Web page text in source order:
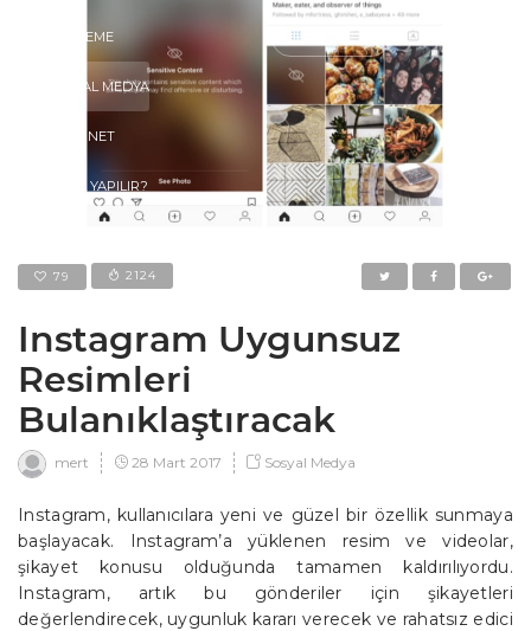
İNCELEME
SOSYAL MEDYA
İNTERNET
NASIL YAPILIR?
79 2124
Instagram Uygunsuz
Resimleri
Bulanıklaştıracak
mert 28 Mart 2017 Sosyal Medya
Instagram, kullanıcılara yeni ve güzel bir özellik sunmaya
başlayacak. Instagram’a yüklenen resim ve videolar,
şikayet konusu olduğunda tamamen kaldırılıyordu.
Instagram, artık bu gönderiler için şikayetleri
değerlendirecek, uygunluk kararı verecek ve rahatsız edici